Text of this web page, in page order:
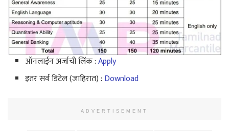
ऑनलाईन अर्जाची लिंक :Apply
इतर सर्व डिटेल (जाहिरात) : Download
ADVERTISEMENT